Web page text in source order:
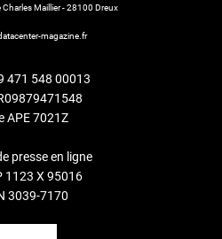
Charles Maillier - 28100 Dreux
magazine.fr
471 548 00013
APE 7021Z
presse en ligne
1123 X 95016
3039-7170